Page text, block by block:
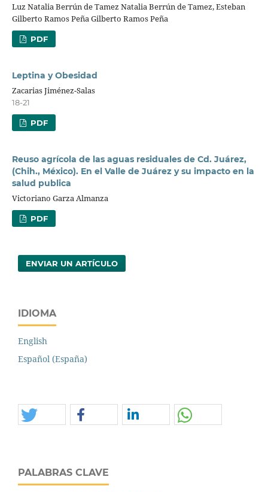
Luz Natalia Berrún de Tamez Natalia Berrún de Tamez, Esteban
Gilberto Ramos Peña Gilberto Ramos Peña
PDF
Leptina y Obesidad
Zacarias Jiménez-Salas
18-21
PDF
Reuso agrícola de las aguas residuales de Cd. Juárez,
(Chih., México). En el Valle de Juárez y su impacto en la
salud publica
Victoriano Garza Almanza
PDF
ENVIAR UN ARTÍCULO
IDIOMA
English
Español (España)
PALABRAS CLAVE